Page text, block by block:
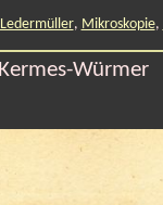
Ledermüller, Mikroskopie,
Kermes-Würmer